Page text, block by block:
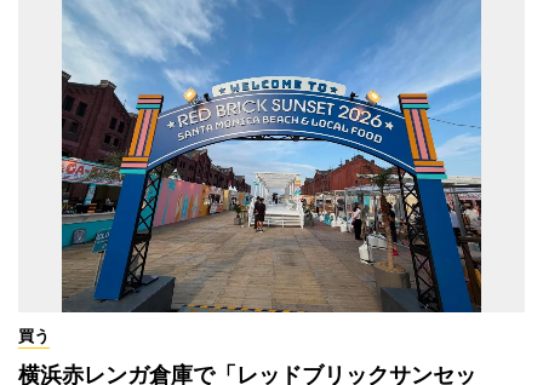
買う
横浜赤レンガ倉庫で「レッドブリックサンセッ